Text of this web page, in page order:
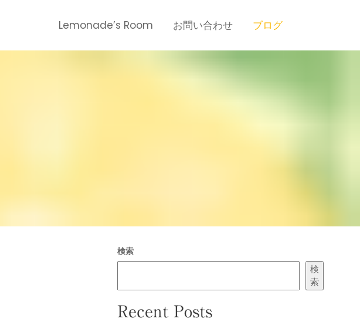
Lemonade’s Room お問い合わせ ブログ
検索
検
索
Recent Posts